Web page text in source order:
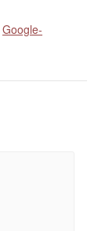
Google-